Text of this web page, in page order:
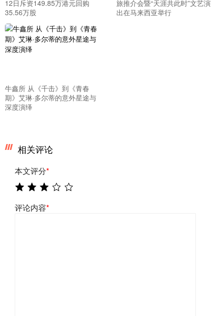
12日斥资149.85万港元回购
35.56万股
旅推介会暨“天涯共此时”文艺演
出在马来西亚举行
牛鑫所 从《千击》到《青春
期》艾琳·多尔蒂的意外星途与
深度演绎
相关评论
本文评分*
评论内容*